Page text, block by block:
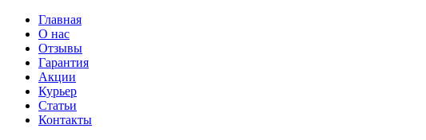
Главная
О нас
Отзывы
Гарантия
Акции
Курьер
Статьи
Контакты